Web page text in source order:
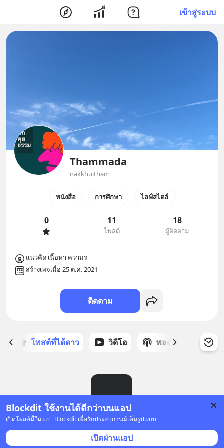
เข้าสู่ระบบ
Blockdit ใช้งานได้ดีกว่าบนแอป
เปิดโพสต์นี้ในแอป Blockdit เพื่อรับประสบการณ์เต็มรูปแบบ
เปิดผ่านแอป
Thammada
nakkhuitham
หนังสือ การศึกษา ไลฟ์สไตล์
0 11
โพสต์
18
ผู้ติดตาม
แนวคิด เนื้อหา ความร
สร้างเพจเมื่อ 25 ต.ค. 2021
ติดตาม
โพสต์ที่ได้ดาว วิดีโอ พอดแคสต์
ยังไม่มีโพสต์